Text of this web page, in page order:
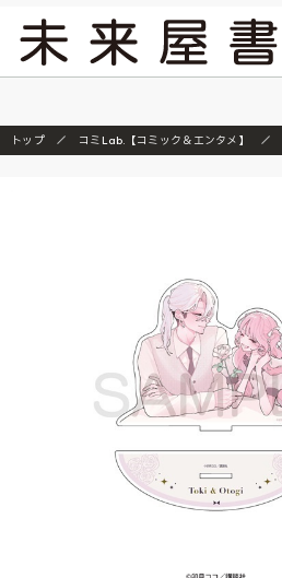
トップ コミLab.【コミック＆エンタメ】